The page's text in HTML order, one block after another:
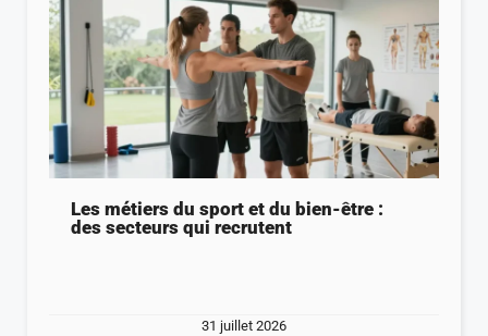
Les métiers du sport et du bien-être :
des secteurs qui recrutent
31 juillet 2026